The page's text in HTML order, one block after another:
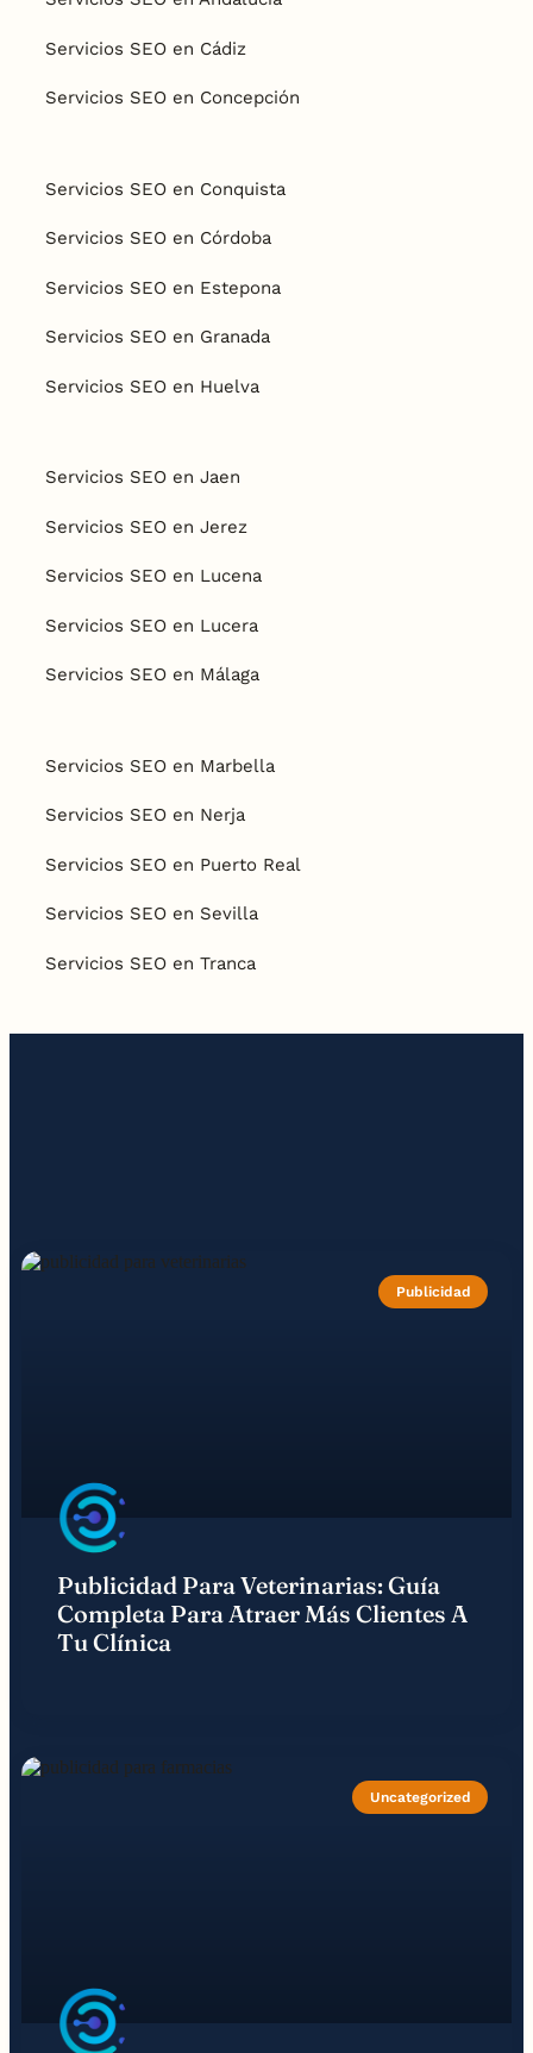
Servicios SEO en Cádiz
Servicios SEO en Concepción
Servicios SEO en Conquista
Servicios SEO en Córdoba
Servicios SEO en Estepona
Servicios SEO en Granada
Servicios SEO en Huelva
Servicios SEO en Jaen
Servicios SEO en Jerez
Servicios SEO en Lucena
Servicios SEO en Lucera
Servicios SEO en Málaga
Servicios SEO en Marbella
Servicios SEO en Nerja
Servicios SEO en Puerto Real
Servicios SEO en Sevilla
Servicios SEO en Tranca
Publicidad
Publicidad Para Veterinarias: Guía
Completa Para Atraer Más Clientes A
Tu Clínica
Uncategorized